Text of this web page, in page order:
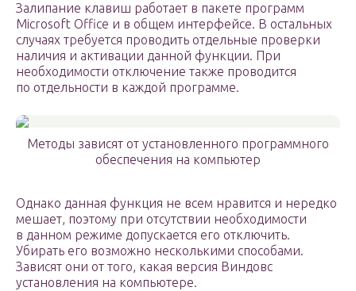
Залипание клавиш работает в пакете программ
Microsoft Office и в общем интерфейсе. В остальных
случаях требуется проводить отдельные проверки
наличия и активации данной функции. При
необходимости отключение также проводится
по отдельности в каждой программе.
Методы зависят от установленного программного
обеспечения на компьютер
Однако данная функция не всем нравится и нередко
мешает, поэтому при отсутствии необходимости
в данном режиме допускается его отключить.
Убирать его возможно несколькими способами.
Зависят они от того, какая версия Виндовс
установления на компьютере.